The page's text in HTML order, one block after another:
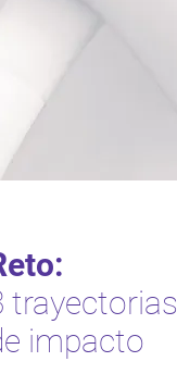
trayectorias
impacto